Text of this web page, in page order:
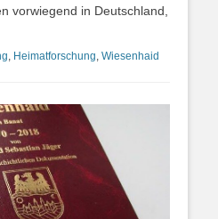
vorwiegend in Deutschland,
, Heimatforschung, Wiesenhaid